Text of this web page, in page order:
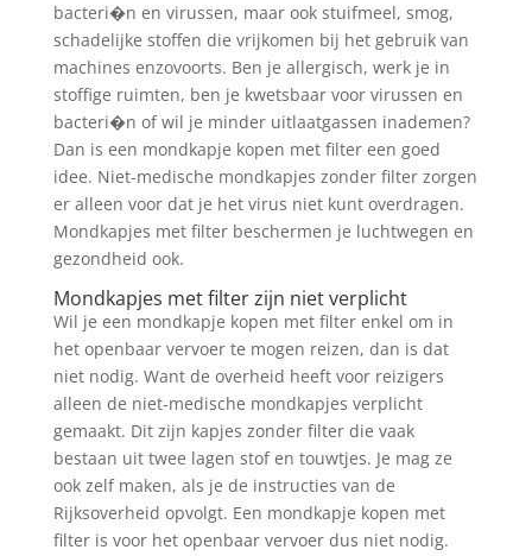
bacteri�n en virussen, maar ook stuifmeel, smog,
schadelijke stoffen die vrijkomen bij het gebruik van
machines enzovoorts. Ben je allergisch, werk je in
stoffige ruimten, ben je kwetsbaar voor virussen en
bacteri�n of wil je minder uitlaatgassen inademen?
Dan is een mondkapje kopen met filter een goed
idee. Niet-medische mondkapjes zonder filter zorgen
er alleen voor dat je het virus niet kunt overdragen.
Mondkapjes met filter beschermen je luchtwegen en
gezondheid ook.
Mondkapjes met filter zijn niet verplicht
Wil je een mondkapje kopen met filter enkel om in
het openbaar vervoer te mogen reizen, dan is dat
niet nodig. Want de overheid heeft voor reizigers
alleen de niet-medische mondkapjes verplicht
gemaakt. Dit zijn kapjes zonder filter die vaak
bestaan uit twee lagen stof en touwtjes. Je mag ze
ook zelf maken, als je de instructies van de
Rijksoverheid opvolgt. Een mondkapje kopen met
filter is voor het openbaar vervoer dus niet nodig.